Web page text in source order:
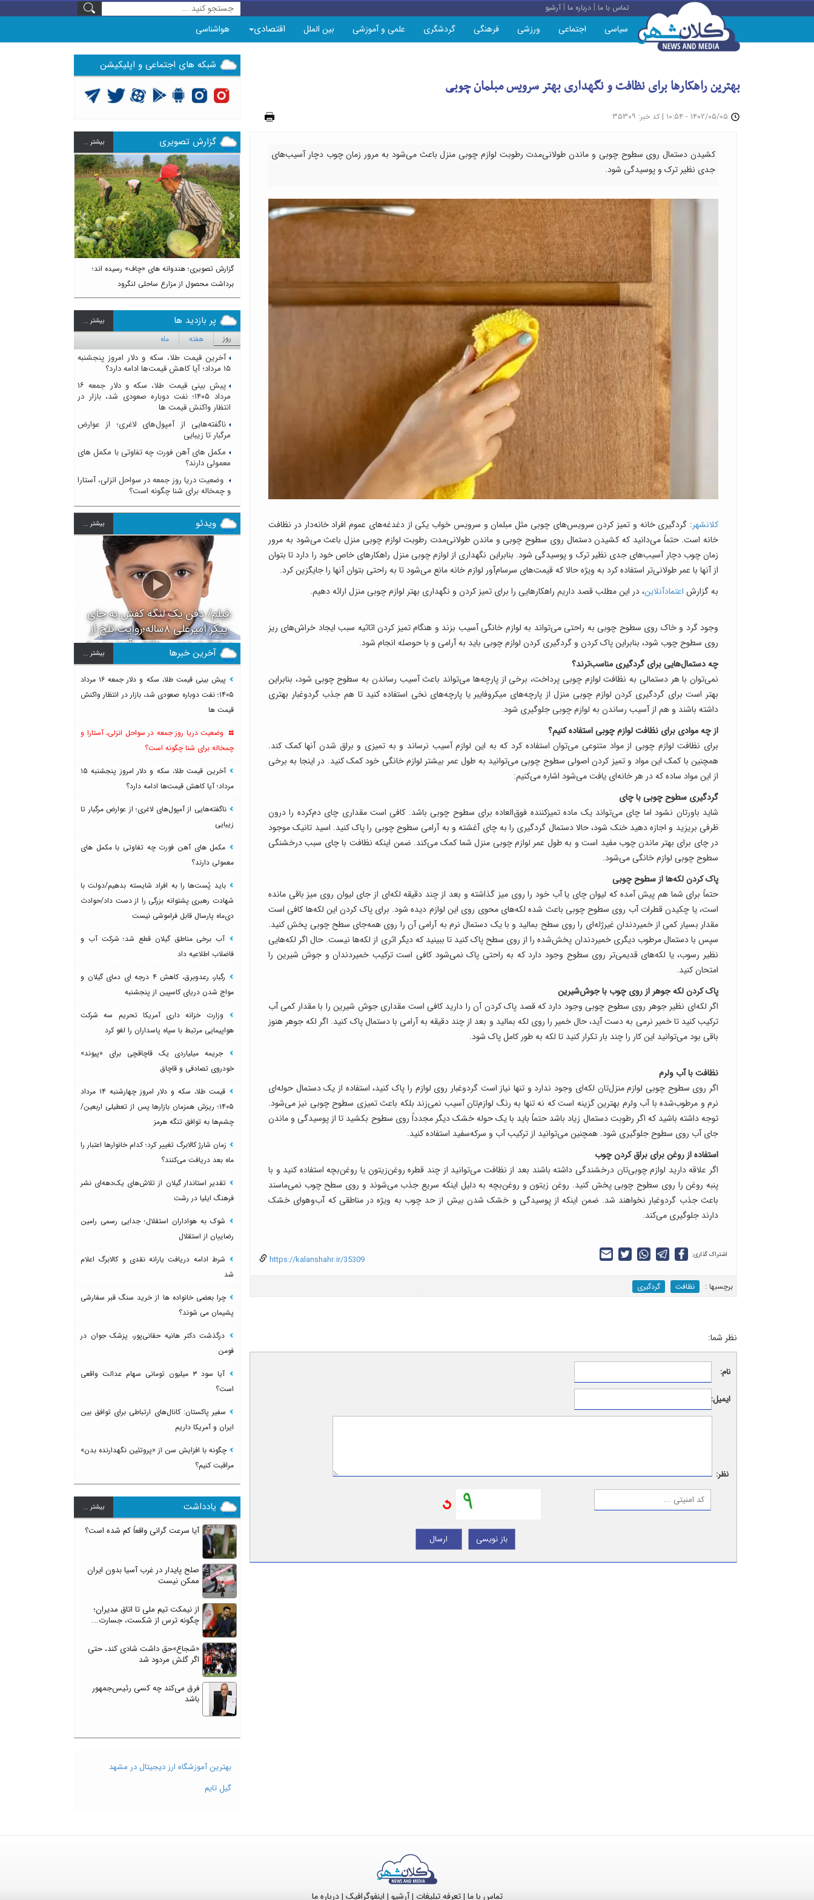
تماس با ما |درباره ما |آرشیو
سیاسی اجتماعی ورزشی فرهنگی گردشگری علمی و آموزشی بین الملل اقتصادی هواشناسی
بهترین راهکارها برای نظافت و نگهداری بهتر سرویس مبلمان چوبی
| کد خبر: ۳۵۳۰۹
کشیدن دستمال روی سطوح چوبی و ماندن طولانی‌مدت رطوبت لوازم چوبی منزل باعث می‌شود به مرور زمان چوب دچار آسیب‌های
جدی نظیر ترک و پوسیدگی شود.
کلانشهر: گردگیری خانه و تمیز کردن سرویس‌های چوبی مثل مبلمان و سرویس خواب یکی از دغدغه‌های عموم افراد خانه‌دار در نظافت
خانه است. حتماً می‌دانید که کشیدن دستمال روی سطوح چوبی و ماندن طولانی‌مدت رطوبت لوازم چوبی منزل باعث می‌شود به مرور
زمان چوب دچار آسیب‌های جدی نظیر ترک و پوسیدگی شود. بنابراین نگهداری از لوازم چوبی منزل راهکارهای خاص خود را دارد تا بتوان
از آنها با عمر طولانی‌تر استفاده کرد به ویژه حالا که قیمت‌های سرسام‌آور لوازم خانه مانع می‌شود تا به راحتی بتوان آنها را جایگزین کرد.
به گزارش اعتمادآنلاین،‌ در این مطلب قصد داریم راهکارهایی را برای تمیز کردن و نگهداری بهتر لوازم چوبی منزل ارائه دهیم.
وجود گرد و خاک روی سطوح چوبی به راحتی می‌تواند به لوازم خانگی آسیب بزند و هنگام تمیز کردن اثاثیه سبب ایجاد خراش‌های ریز
روی سطوح چوب شود، بنابراین پاک کردن و گردگیری کردن لوازم چوبی باید به آرامی و با حوصله انجام شود.
چه دستمال‌هایی برای گردگیری مناسب‌ترند؟
نمی‌توان با هر دستمالی به نظافت لوازم چوبی پرداخت، برخی از پارچه‌ها می‌تواند باعث آسیب رساندن به سطوح چوبی شود، بنابراین
بهتر است برای گردگیری کردن لوازم چوبی منزل از پارچه‌های میکروفایبر یا پارچه‌های نخی استفاده کنید تا هم جذب گردوغبار بهتری
داشته باشند و هم از آسیب رساندن به لوازم چوبی جلوگیری شود.
از چه موادی برای نظافت لوازم چوبی استفاده کنیم؟
برای نظافت لوازم چوبی از مواد متنوعی می‌توان استفاده کرد که به این لوازم آسیب نرساند و به تمیزی و براق شدن آنها کمک کند.
همچنین با کمک این مواد و تمیز کردن اصولی سطوح چوبی می‌توانید به طول عمر بیشتر لوازم خانگی خود کمک کنید. در اینجا به برخی
از این مواد ساده که در هر خانه‌ای یافت می‌شود اشاره می‌کنیم:
گردگیری سطوح چوبی با چای
شاید باورتان نشود اما چای می‌تواند یک ماده تمیزکننده فوق‌العاده برای سطوح چوبی باشد. کافی است مقداری چای دم‌کرده را درون
ظرفی بریزید و اجازه دهید خنک شود، حالا دستمال گردگیری را به چای آغشته و به آرامی سطوح چوبی را پاک کنید. اسید تانیک موجود
در چای برای بهتر ماندن چوب مفید است و به طول عمر لوازم چوبی منزل شما کمک می‌کند. ضمن اینکه نظافت با چای سبب درخشنگی
سطوح چوبی لوازم خانگی می‌شود.
پاک کردن لکه‌ها از سطوح چوبی
حتماً برای شما هم پیش آمده که لیوان چای یا آب خود را روی میز گذاشته و بعد از چند دقیقه لکه‌ای از جای لیوان روی میز باقی مانده
است، یا چکیدن قطرات آب روی سطوح چوبی باعث شده لکه‌های محوی روی این لوازم دیده شود. برای پاک کردن این لکه‌ها کافی است
مقدار بسیار کمی از خمیردندان غیرژله‌ای را روی سطح بمالید و با یک دستمال نرم به آرامی آن را روی همه‌جای سطح چوبی پخش کنید.
سپس با دستمال مرطوب دیگری خمیر‌دندان پخش‌شده را از روی سطح پاک کنید تا ببینید که دیگر اثری از لکه‌ها نیست. حال اگر لکه‌هایی
نظیر رسوب، یا لکه‌های قدیمی‌تر روی سطوح وجود دارد که به راحتی پاک نمی‌شود کافی است ترکیب خمیردندان و جوش شیرین را
امتحان کنید.
پاک کردن لکه جوهر از روی چوب با جوش‌شیرین
ا‌گر لکه‌ای نظیر جوهر روی سطوح چوبی وجود دارد که قصد پاک کردن آن را دارید کافی است مقداری جوش‌ شیرین را با مقدار کمی آب
ترکیب کنید تا خمیر نرمی به دست آید، حال خمیر را روی لکه بمالید و بعد از چند دقیقه به آرامی با دستمال پاک کنید. اگر لکه جوهر هنوز
باقی بود می‌توانید این کار را چند بار تکرار کنید تا لکه به طور کامل پاک شود.
نظافت با آب ولرم
اگر روی سطوح چوبی لوازم منزل‌تان لکه‌ای وجود ندارد و تنها نیاز است گردوغبار روی لوازم را پاک کنید، استفاده از یک دستمال حوله‌ای
نرم و مرطوب‌شده با آب ولرم بهترین گزینه است که نه تنها به رنگ لوازم‌تان آسیب نمی‌زند بلکه باعث تمیزی سطوح چوبی نیز می‌شود.
توجه داشته باشید که اگر رطوبت دستمال زیاد باشد حتماً باید با یک حوله خشک دیگر مجدداً روی سطوح بکشید تا از پوسیدگی و ماندن
جای آب روی سطوح جلوگیری شود. همچنین می‌توانید از ترکیب آب و سرکه‌سفید استفاده کنید.
استفاده از روغن برای براق کردن چوب
اگر علاقه دارید لوازم چوبی‌تان درخشندگی داشته باشند بعد از نظافت می‌توانید از چند قطره روغن‌زیتون یا روغن‌بچه استفاده کنید و با
پنبه روغن را روی سطوح چوبی پخش کنید. روغن زیتون و روغن‌بچه به دلیل اینکه سریع جذب می‌شوند و روی سطح چوب نمی‌ماسند
باعث جذب گردوغبار نخواهند شد. ضمن اینکه از پوسیدگی و خشک شدن بیش از حد چوب به ویژه در مناطقی که آب‌وهوای خشک
دارند جلوگیری می‌کند.
https://kalanshahr.ir/35309 اشتراک گذاری:
برچسب‎ها : نظافت گردگیری
نظر شما:
نام:
ایمیل:
نظر:
ارسال باز نویسی
شبکه های اجتماعی و اپلیکیشن
گزارش تصویری بيشتر ...
گزارش تصویری؛ هندوانه های «چاف» رسیده اند؛
برداشت محصول از مزارع ساحلی لنگرود
Previous Next
پر بازدید ها بيشتر ...
روز هفته ماه
آخرین قیمت طلا، سکه و دلار امروز پنجشنبه
۱۵ مرداد؛ آیا کاهش قیمت‌ها ادامه دارد؟
پیش بینی قیمت طلا، سکه و دلار جمعه ۱۶
مرداد ۱۴۰۵؛ نفت دوباره صعودی شد، بازار در
انتظار واکنش قیمت ها
ناگفته‌هایی از آمپول‌های لاغری؛ از عوارض
مرگبار تا زیبایی
مکمل های آهن فورت چه تفاوتی با مکمل های
معمولی دارند؟
وضعیت دریا روز جمعه در سواحل انزلی، آستارا
و چمخاله برای شنا چگونه است؟
ویدئو بيشتر ...
فیلم/ دفن یک لنگه کفش به جای
پیکر امیرعلی ۸ساله؛روایت تلخ از
سرنوشت دومین دانش آموز مدرسه
میناب بعد از ماکان
آخرین خبرها بيشتر ...
پیش بینی قیمت طلا، سکه و دلار جمعه ۱۶ مرداد
۱۴۰۵؛ نفت دوباره صعودی شد، بازار در انتظار واکنش
قیمت ها
وضعیت دریا روز جمعه در سواحل انزلی، آستارا و
چمخاله برای شنا چگونه است؟
آخرین قیمت طلا، سکه و دلار امروز پنجشنبه ۱۵
مرداد؛ آیا کاهش قیمت‌ها ادامه دارد؟
ناگفته‌هایی از آمپول‌های لاغری؛ از عوارض مرگبار تا
زیبایی
مکمل های آهن فورت چه تفاوتی با مکمل های
معمولی دارند؟
باید پُست‌ها را به افراد شایسته بدهیم/دولت با
شهادت رهبری پشتوانه بزرگی را از دست داد/حوادث
دی‌ماه پارسال قابل فراموشی نیست
آب برخی مناطق گیلان قطع شد؛ شرکت آب و
فاضلاب اطلاعیه داد
رگبار، رعدوبرق، کاهش ۴ درجه ای دمای گیلان و
مواج شدن دریای کاسپین از پنجشنبه
وزارت خزانه داری آمریکا تحریم سه شرکت
هواپیمایی مرتبط با سپاه پاسداران را لغو کرد
جریمه میلیاردی یک قاچاقچی برای «پیوند»
خودروی تصادفی و قاچاق
قیمت طلا، سکه و دلار امروز چهارشنبه ۱۴ مرداد
۱۴۰۵؛ ریزش همزمان بازارها پس از تعطیلی اربعین/
چشم‌ها به توافق تنگه هرمز
زمان شارژ کالابرگ تغییر کرد؛ کدام خانوارها اعتبار را
ماه بعد دریافت می‌کنند؟
تقدیر استاندار گیلان از تلاش‌های یک‌دهه‌ای نشر
فرهنگ ایلیا در رشت
شوک به هواداران استقلال؛ جدایی رسمی رامین
رضاییان از استقلال
شرط ادامه دریافت یارانه نقدی و کالابرگ اعلام
شد
چرا بعضی خانواده ها از خرید سنگ قبر سفارشی
پشیمان می شوند؟
درگذشت دکتر هانیه حقانی‌پور، پزشک جوان در
فومن
آیا سود ۳ میلیون تومانی سهام عدالت واقعی
است؟
سفیر پاکستان: کانال‌های ارتباطی برای توافق بین
ایران و آمریکا داریم
چگونه با افزایش سن از «پروتئین نگهدارنده بدن»
مراقبت کنیم؟
یادداشت بيشتر ...
آیا سرعت گرانی واقعاً کم شده است؟
صلح پایدار در غرب آسیا بدون ایران
ممکن نیست
از نیمکت تیم ملی تا اتاق مدیران؛
چگونه ترس از شکست، جسارت...
«شجاع»حق داشت شادی کند، حتی
اگر گلش مردود شد
فرق می‌کند چه کسی رئیس‌جمهور
باشد
بهترین آموزشگاه ارز دیجیتال در مشهد
گیل تایم
تماس با ما |تعرفه تبلیغات |آرشیو | اینفوگرافیک |درباره ما